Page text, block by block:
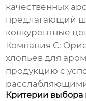
качественных
предлагающий
конкурентные
Компания C:
хлопьев для
продукцию с
Критерии выбора